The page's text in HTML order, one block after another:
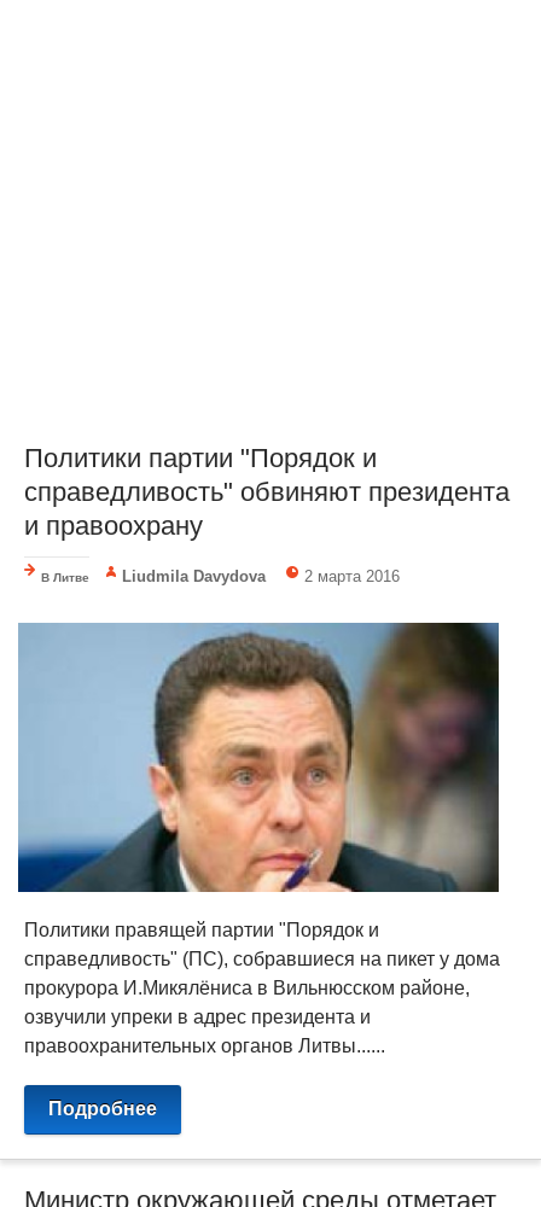
Политики партии "Порядок и
справедливость" обвиняют президента
и правоохрану
В Литве Liudmila Davydova 2 марта 2016
Политики правящей партии "Порядок и
справедливость" (ПС), собравшиеся на пикет у дома
прокурора И.Микялёниса в Вильнюсском районе,
озвучили упреки в адрес президента и
правоохранительных органов Литвы......
Подробнее
Министр окружающей среды отметает